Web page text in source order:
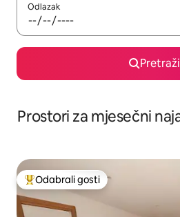
Odlazak
Pretraži
Prostori za mjesečni
Među najviše rangiranima s
Odabrali gosti